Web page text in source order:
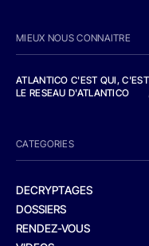
MIEUX NOUS CONNAITRE
ATLANTICO C'EST QUI,
LE RESEAU D'ATLANTICO
CATEGORIES
DECRYPTAGES
DOSSIERS
RENDEZ-VOUS